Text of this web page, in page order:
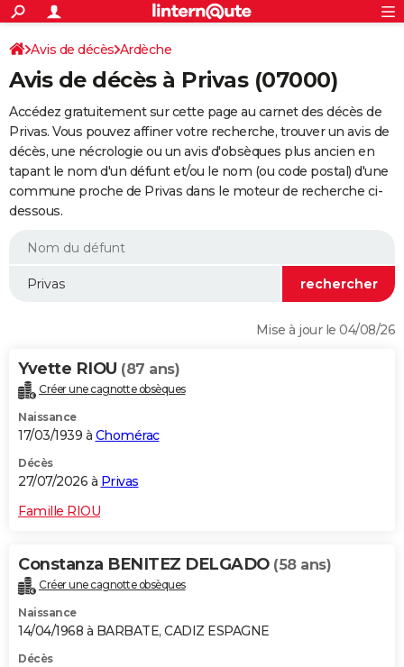
ACTUALITÉS
Politique
Société
Faits Divers
Education
Monde
Villes
+
SPORT
Coupe du monde 2026
Football
Tennis
Cyclisme
Rugby
Forum
Programme TV
TNT
Streaming
Cinéma
Sorties cinéma
Musique
+
FINANCE
Retraite
Epargne
Immobilier
Risques naturels par ville
Assurance
AUTO
Essais
Réserver un essai
Citadines
Berlines
SUV
Forum auto
+
HIGH-TECH
BRICOLAGE
WEEK-END
Alimentation
Guide de la santé
Maladies
Médicaments
Sommeil
VOYAGE
Destinations
City break
Voyage nature
Voyage de noces
Forum
Climat
+PHOTO
GUIDES D'ACHAT
Carte de Noël
Carte Bonne année
Carte Saint-Valentin
Carte Pâques
Carte d'anniversaire
DICTIONNAIRE
Dictionnaire
Biographies
Citations
Expressions
Proverbes
PROGRAMME TV
Avis de décès Ardèche
Avis de décès à Privas (07000)
Accédez gratuitement sur cette page au carnet des décès de
Privas. Vous pouvez affiner votre recherche, trouver un avis de
décès, une nécrologie ou un avis d'obsèques plus ancien en
tapant le nom d'un défunt et/ou le nom (ou code postal) d'une
commune proche de Privas dans le moteur de recherche ci-
dessous.
Mise à jour le 04/08/26
Yvette RIOU (87 ans)
Créer une cagnotte obsèques
Naissance
17/03/1939 à Chomérac
Décès
27/07/2026 à Privas
Famille RIOU
Constanza BENITEZ DELGADO (58 ans)
Créer une cagnotte obsèques
Naissance
14/04/1968 à BARBATE, CADIZ ESPAGNE
Décès